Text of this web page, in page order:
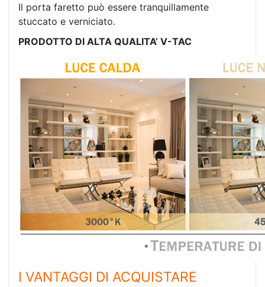
Il porta faretto può essere tranquillamente
stuccato e verniciato.
PRODOTTO DI ALTA QUALITA’ V-TAC
I VANTAGGI DI ACQUISTARE